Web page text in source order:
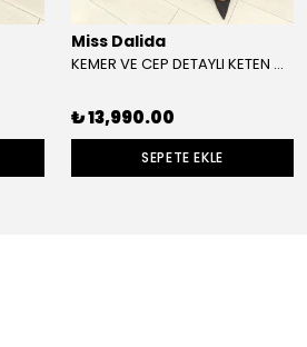
Miss Dalida
KEMER VE CEP DETAYLI KETEN CEKET
₺ 13,990.00
SEPETE EKLE